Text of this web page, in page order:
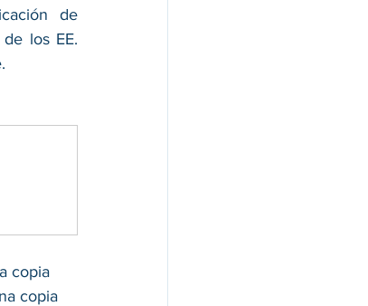
de
los EE.
copia
copia